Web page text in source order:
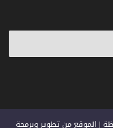
محفوظة | الموقع من تطوير وبرمجة